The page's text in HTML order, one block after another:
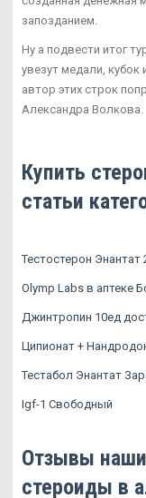
запозданием.
Ну а подвести итог
увезут медали, кубок
автор этих строк
Александра Волкова.
Купить
статьи
Тестостерон
Olymp Labs в аптеке
Джинтропин 10ед
Ципионат +
Тестабол Энантат
Igf-1 Свободный
Отзывы
стероиды в